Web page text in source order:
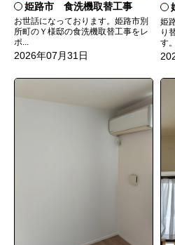
姫路市 食洗機取替工事
お世話になっております。姫路市別
所町のＹ様邸の食洗機取替工事をレ
ポ...
2026年07月31日
姫
り
す。